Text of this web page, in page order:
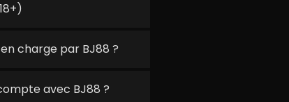
charge par BJ88 ?
avec BJ88 ?